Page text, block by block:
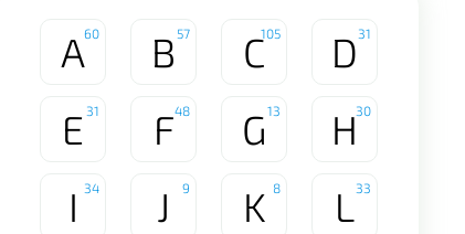
A60 B 57 C105 D 31
E 31 F48 G 13 H30
I 34 J 9 K 8 L 33